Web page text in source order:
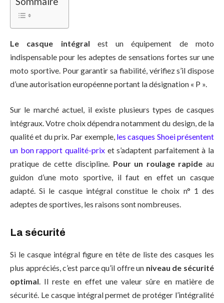
Le casque intégral est un équipement de moto
indispensable pour les adeptes de sensations fortes sur une
moto sportive. Pour garantir sa fiabilité, vérifiez s’il dispose
d’une autorisation européenne portant la désignation « P ».
Sur le marché actuel, il existe plusieurs types de casques
intégraux. Votre choix dépendra notamment du design, de la
qualité et du prix. Par exemple, les casques Shoei présentent
un bon rapport qualité-prixet s’adaptent parfaitement à la
pratique de cette discipline. Pour un roulage rapide au
guidon d’une moto sportive, il faut en effet un casque
adapté. Si le casque intégral constitue le choix n° 1 des
adeptes de sportives, les raisons sont nombreuses.
La sécurité
Si le casque intégral figure en tête de liste des casques les
plus appréciés, c’est parce qu’il offre un niveau de sécurité
optimal. Il reste en effet une valeur sûre en matière de
sécurité. Le casque intégral permet de protéger l’intégralité